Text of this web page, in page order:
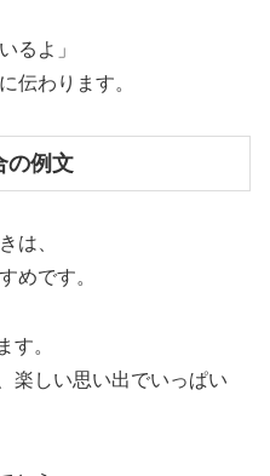
るよ」
伝わります。
の例文
は、
めです。
す。
楽しい思い出でいっぱい